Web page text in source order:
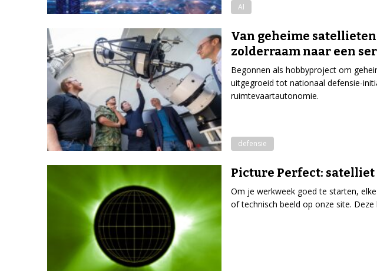
AI
Van geheime
zolderraam naar een
Begonnen als hobbyproject om
uitgegroeid tot nationaal defensie-
ruimtevaartautonomie.
defensie
Picture Perfect: satelliet
Om je werkweek goed te starten,
of technisch beeld op onze site.